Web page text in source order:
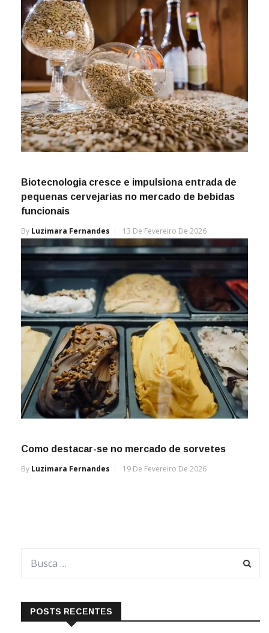
Biotecnologia cresce e impulsiona entrada de
pequenas cervejarias no mercado de bebidas
funcionais
By Luzimara Fernandes 13 De Fevereiro De 2026
Como destacar-se no mercado de sorvetes
By Luzimara Fernandes 19 De Fevereiro De 2026
POSTS RECENTES